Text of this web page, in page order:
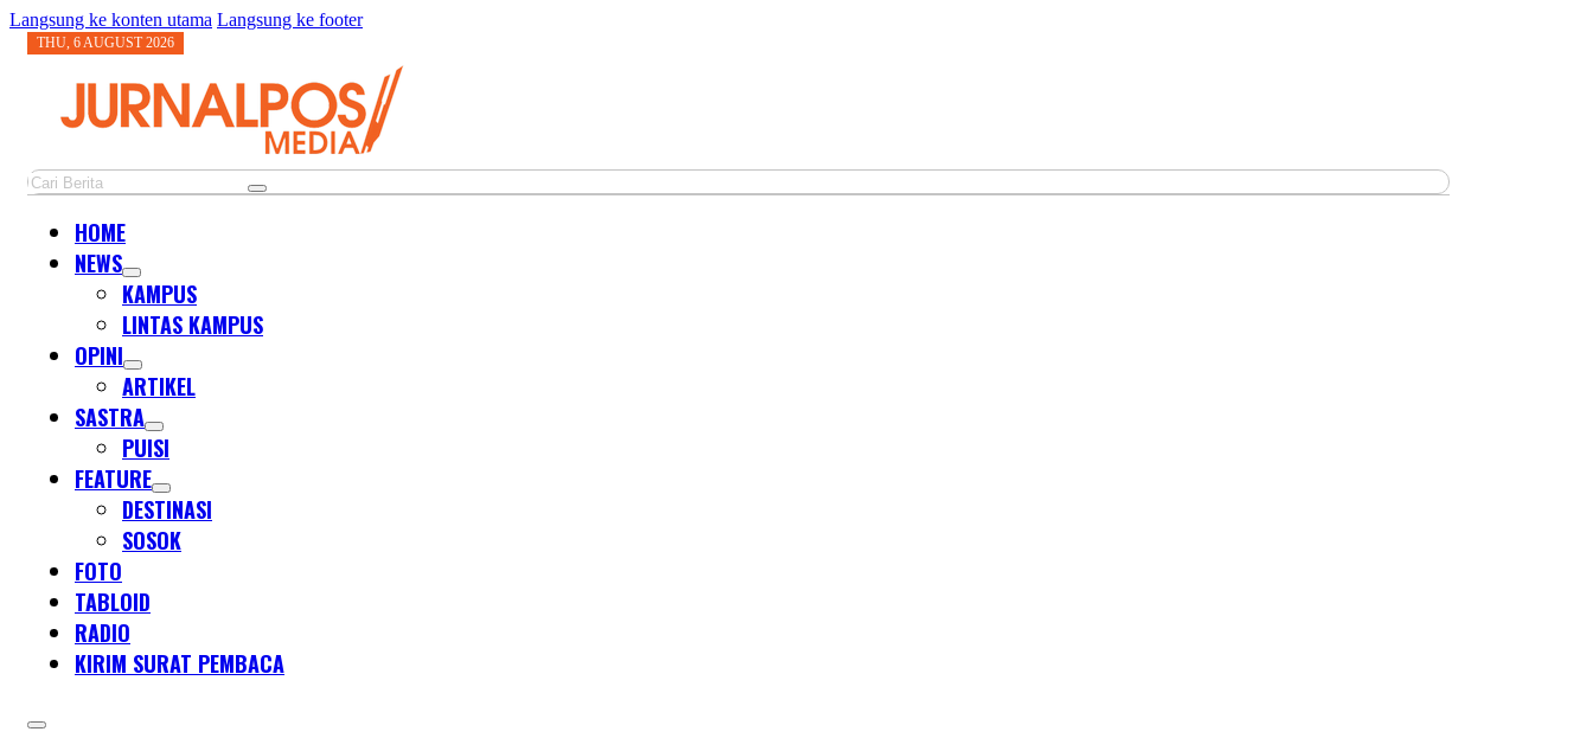
Langsung ke konten utama Langsung ke footer
THU, 6 AUGUST 2026
Cari
HOME
NEWS
KAMPUS
LINTAS KAMPUS
OPINI
ARTIKEL
SASTRA
PUISI
FEATURE
DESTINASI
SOSOK
FOTO
TABLOID
RADIO
KIRIM SURAT PEMBACA